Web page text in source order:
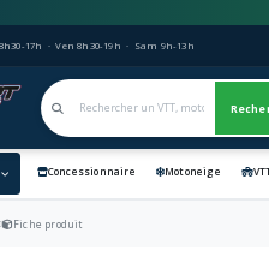
17h · Ven 8h30-19h · Sam 9h-13h
Concessionnaire Motoneige
Fiche produit